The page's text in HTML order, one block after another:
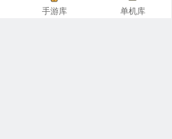
手游库 单机库